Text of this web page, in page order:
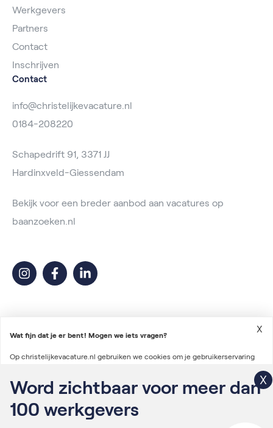
Werkgevers
Partners
Contact
Inschrijven
Contact
info@christelijkevacature.nl
0184-208220
Schapedrift 91, 3371 JJ
Hardinxveld-Giessendam
Bekijk voor een breder aanbod aan vacatures op
baanzoeken.nl
2026 © Christelijke Vacature
Voorwaarden vacatureplaatsing
Algemene voorwaarden
Wat fijn dat je er bent! Mogen we iets vragen?
Op christelijkevacature.nl gebruiken we cookies om je gebruikerservaring
te verbeteren en advertenties te personaliseren. We gebruiken ook cookies
om gegevens te verzamelen voor het personaliseren van content en het
meten van de effectiviteit van onze advertenties via derde partijen.
X
Word zichtbaar voor meer dan
100 werkgevers